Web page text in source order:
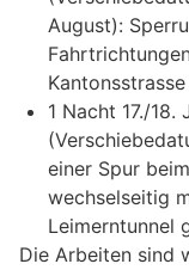
August):
1 Nacht 17./
einer Spur
wechselseitig
Leimerntunnel
Die Arbeiten sind